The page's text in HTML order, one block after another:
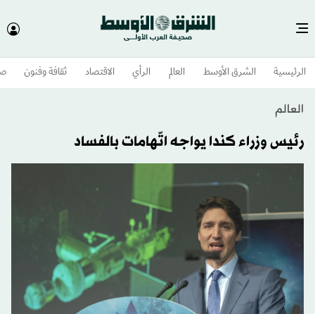
الرئيسية الشرق الأوسط​ العالم الرأي الاقتصاد ثقافة وفنون
العالم
رئيس وزراء كندا يواجه اتّهامات بالفساد